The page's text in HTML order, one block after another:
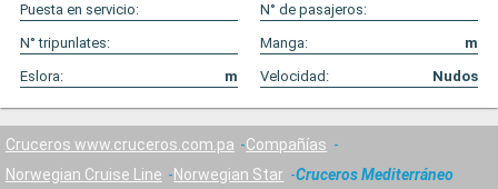
Puesta en servicio:
N° de pasajeros:
N° tripunlates:
Manga:
m
Eslora:
m Velocidad: Nudos
Cruceros www.cruceros.com.pa
Compañías
Norwegian Cruise Line
Norwegian Star Cruceros Mediterráneo